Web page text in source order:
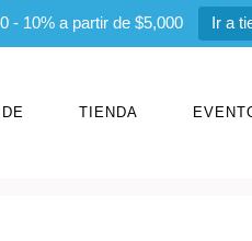
- 10% a partir de $5,000 Ir a
TIENDA